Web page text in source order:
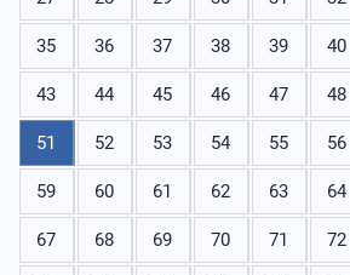
35 36 37 38 39 40
43 44 45 46 47 48
51 52 53 54 55 56
59 60 61 62 63 64
67 68 69 70 71 72